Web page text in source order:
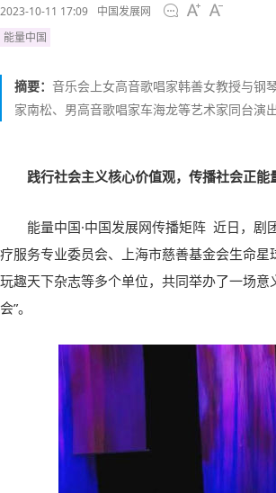
2023-10-11 17:09
中国发展网
能量中国
摘要： 音乐会上女高音歌唱家韩善女教授与钢
家南松、男高音歌唱家车海龙等艺术家同台演
践行社会主义核心价值观，传播社会正能
能量中国·中国发展网传播矩阵 近日，
疗服务专业委员会、上海市慈善基金会生命
玩趣天下杂志等多个单位，共同举办了一场
会”。